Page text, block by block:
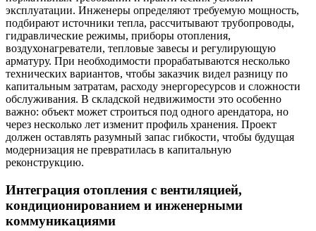
эксплуатации. Инженеры определяют требуемую мощность,
подбирают источники тепла, рассчитывают трубопроводы,
гидравлические режимы, приборы отопления,
воздухонагреватели, тепловые завесы и регулирующую
арматуру. При необходимости прорабатываются несколько
технических вариантов, чтобы заказчик видел разницу по
капитальным затратам, расходу энергоресурсов и сложности
обслуживания. В складской недвижимости это особенно
важно: объект может строиться под одного арендатора, но
через несколько лет изменит профиль хранения. Проект
должен оставлять разумный запас гибкости, чтобы будущая
модернизация не превратилась в капитальную
реконструкцию.
Интеграция отопления с вентиляцией,
кондиционированием и инженерными
коммуникациями